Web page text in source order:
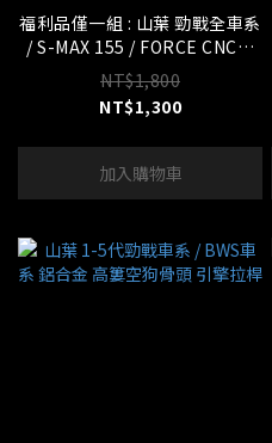
福利品僅一組 : 山葉 勁戰全車系
/ S-MAX 155 / FORCE CNC腳
踏板組 - 黑
NT$1,800
NT$1,300
加入購物車